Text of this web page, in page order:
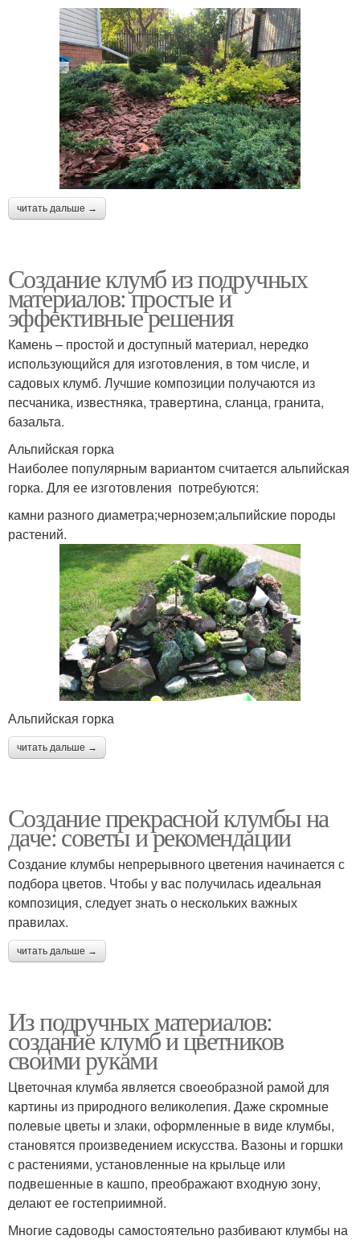
читать дальше →
Создание клумб из подручных
материалов: простые и
эффективные решения
Камень – простой и доступный материал, нередко
использующийся для изготовления, в том числе, и
садовых клумб. Лучшие композиции получаются из
песчаника, известняка, травертина, сланца, гранита,
базальта.
Альпийская горка
Наиболее популярным вариантом считается альпийская
горка. Для ее изготовления потребуются:
камни разного диаметра;чернозем;альпийские породы
растений.
Альпийская горка
читать дальше →
Создание прекрасной клумбы на
даче: советы и рекомендации
Создание клумбы непрерывного цветения начинается с
подбора цветов. Чтобы у вас получилась идеальная
композиция, следует знать о нескольких важных
правилах.
читать дальше →
Из подручных материалов:
создание клумб и цветников
своими руками
Цветочная клумба является своеобразной рамой для
картины из природного великолепия. Даже скромные
полевые цветы и злаки, оформленные в виде клумбы,
становятся произведением искусства. Вазоны и горшки
с растениями, установленные на крыльце или
подвешенные в кашпо, преображают входную зону,
делают ее гостеприимной.
Многие садоводы самостоятельно разбивают клумбы на